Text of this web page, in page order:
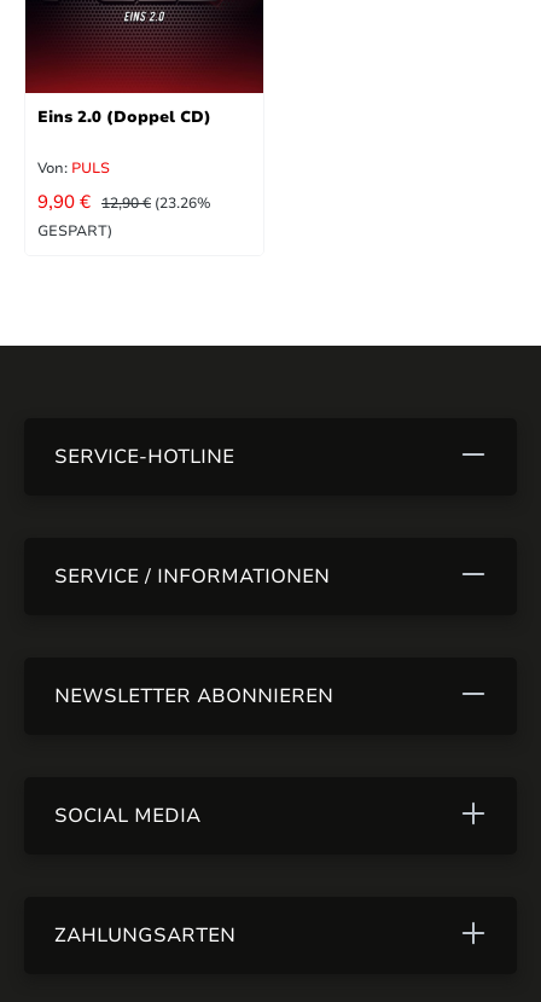
Eins 2.0 (Doppel CD)
Von: PULS
VERKAUFSPREIS:
9,90 € REGULÄRER PREIS:
12,90 € (23.26%
GESPART)
SERVICE-HOTLINE
SERVICE / INFORMATIONEN
NEWSLETTER ABONNIEREN
SOCIAL MEDIA
ZAHLUNGSARTEN